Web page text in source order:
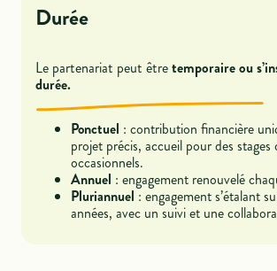
Durée
Le partenariat peut êtretemporaire ou
durée.
Ponctuel : contribution financière
projet précis, accueil pour des stages
occasionnels.
Annuel : engagement renouvelé
Pluriannuel : engagement s’étalant
années, avec un suivi et une